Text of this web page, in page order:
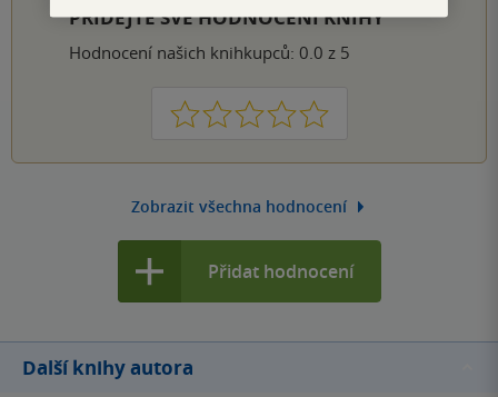
PŘIDEJTE SVÉ HODNOCENÍ KNIHY
Hodnocení našich knihkupců: 0.0 z 5
1 2 3 4 5
Zobrazit všechna hodnocení
Přidat hodnocení
Další knihy autora